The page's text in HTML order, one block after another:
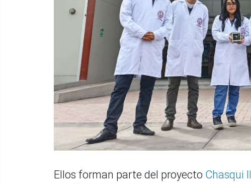
Ellos forman parte del proyecto Chasqui II